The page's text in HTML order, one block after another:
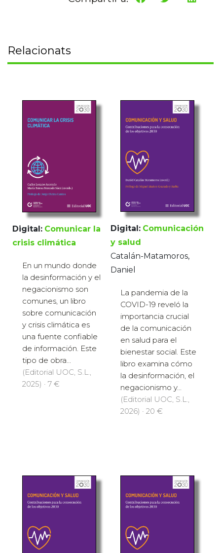
Relacionats
Digital:
Comunicar la
crisis climática
negacionismo son
comunes, un libro
sobre comunicación
una fuente confiable
(Editorial UOC, S.L.,
2025) · 7 €
Digital:
Comunicación
y salud
Catalán-Matamoros,
Daniel
COVID-19 reveló la
de la comunicación
bienestar social. Este
(Editorial UOC, S.L.,
2026) · 20 €